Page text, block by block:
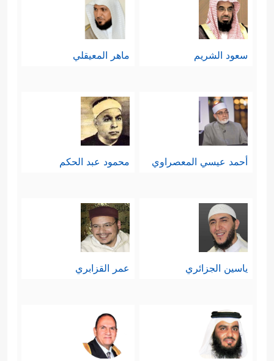
سعود الشريم ماهر المعيقلي
أحمد عيسي المعصراوي محمود عبد الحكم
ياسين الجزائري عمر القزابري